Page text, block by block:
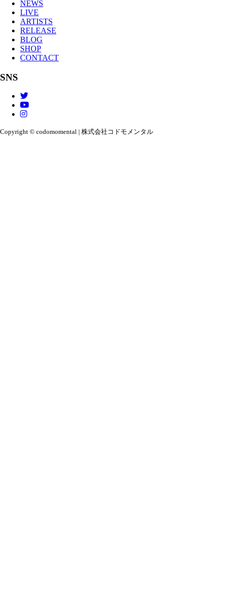
NEWS
LIVE
ARTISTS
RELEASE
BLOG
SHOP
CONTACT
SNS
Copyright © codomomental | 株式会社コドモメンタル